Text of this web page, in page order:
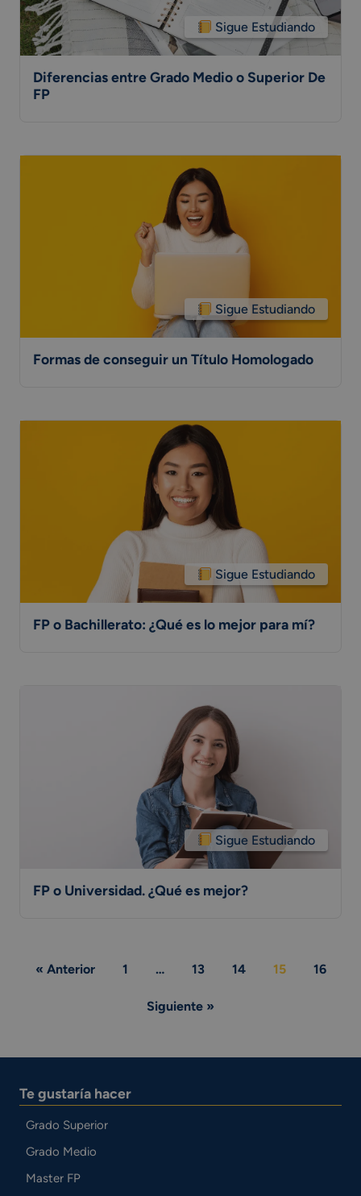
Sigue Estudiando
Diferencias entre Grado Medio o Superior De
FP
Sigue Estudiando
Formas de conseguir un Título Homologado
Sigue Estudiando
FP o Bachillerato: ¿Qué es lo mejor para mí?
Sigue Estudiando
FP o Universidad. ¿Qué es mejor?
navigation
« Anterior 1 … 13 14 15 16
Siguiente »
Te gustaría hacer
Grado Superior
Grado Medio
Master FP